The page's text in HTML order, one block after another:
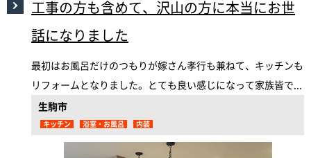
工事の方も含めて、沢山の方に本当にお世
話になりました
最初はお風呂だけのつもりが嫁さん孝行も兼ねて、キッチンも
リフォームとなりました。とても良い感じになって家族皆で...
生駒市
キッチン 浴室・お風呂 内装